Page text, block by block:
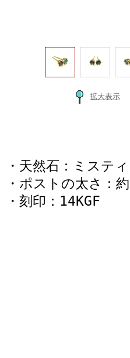
拡大表示
・天然石：ミステ
・ポストの太さ：
・刻印：14KGF